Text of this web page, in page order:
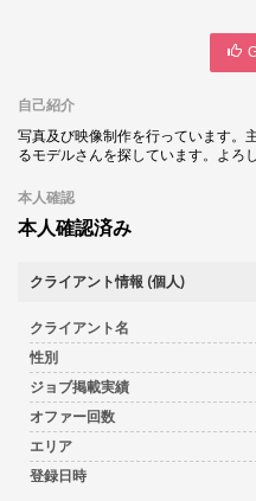
自己紹介
写真及び映像制作を行っています。
るモデルさんを探しています。よろ
本人確認
本人確認済み
クライアント情報 (個人)
クライアント名
性別
ジョブ掲載実績
オファー回数
エリア
登録日時